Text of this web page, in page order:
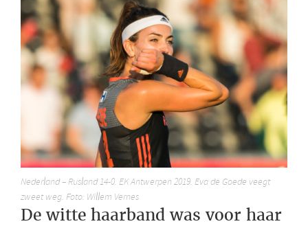
Nederland – Rusland 14-0. EK Antwerpen 2019. Eva de Goede veegt
zweet weg. Foto: Willem Vernes
De witte haarband was voor haar